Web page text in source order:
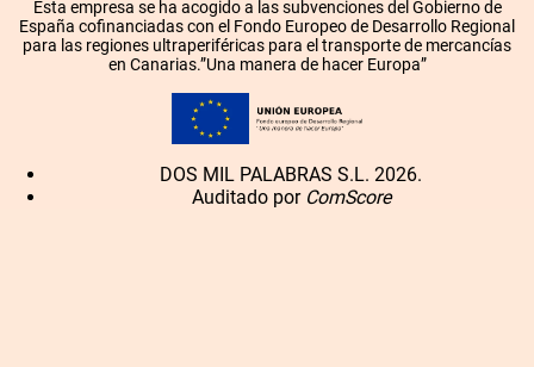
Esta empresa se ha acogido a las subvenciones del Gobierno de
España cofinanciadas con el Fondo Europeo de Desarrollo Regional
para las regiones ultraperiféricas para el transporte de mercancías
en Canarias.”Una manera de hacer Europa”
DOS MIL PALABRAS S.L. 2026.
Auditado por ComScore